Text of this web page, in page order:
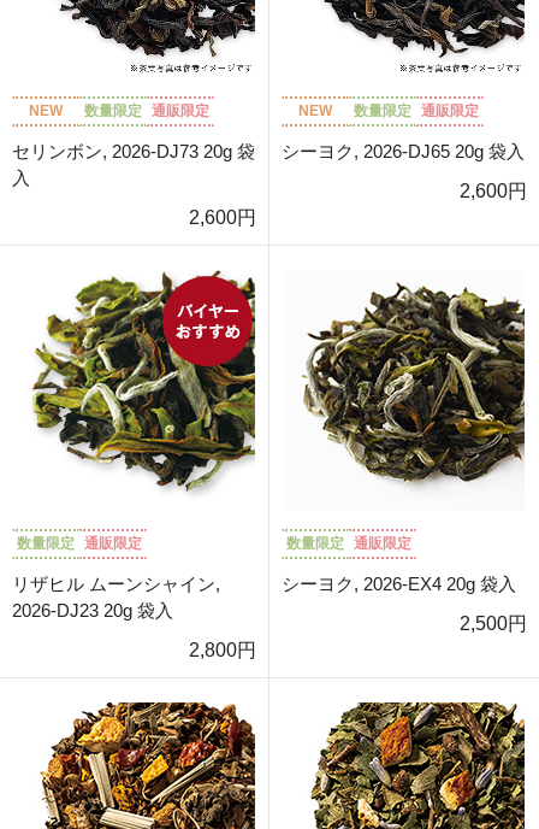
NEW 数量限定 通販限定
セリンボン, 2026-DJ73 20g 袋
入
2,600円
NEW 数量限定 通販限定
シーヨク, 2026-DJ65 20g 袋入
2,600円
数量限定 通販限定
リザヒル ムーンシャイン,
2026-DJ23 20g 袋入
2,800円
数量限定 通販限定
シーヨク, 2026-EX4 20g 袋入
2,500円